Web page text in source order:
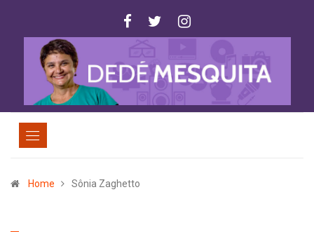
Home Sônia Zaghetto